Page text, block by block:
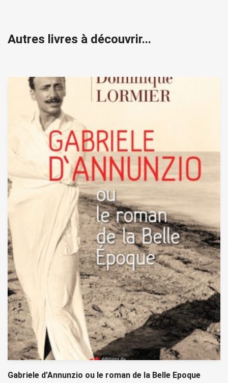
Autres livres à découvrir...
Gabriele d’Annunzio ou le roman de la Belle Epoque